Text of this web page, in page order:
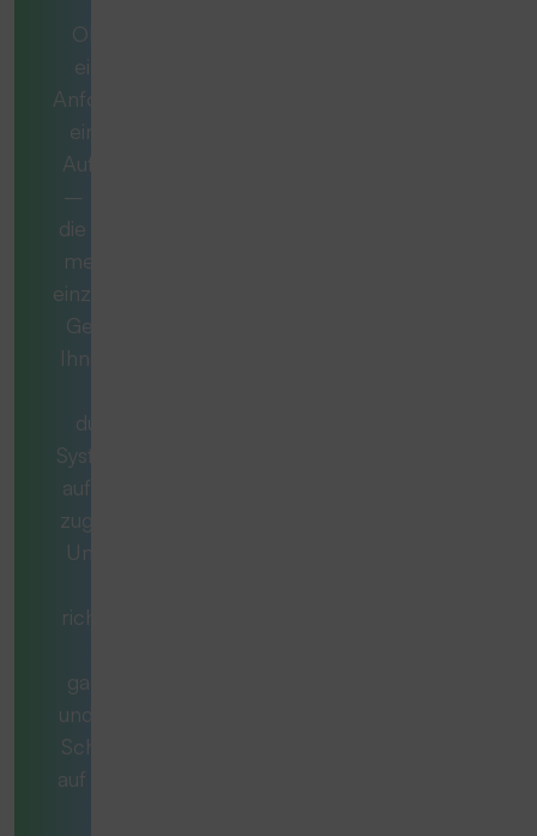
Ob es sich um
eine konkrete
Anforderung oder
eine komplexe
Aufgabe handelt
– manchmal ist
die ideale Lösung
mehr als nur ein
einzelnes Produkt.
Gemeinsam mit
Ihnen entwickeln
durchdachtes
System, das exakt
auf Ihren Bedarf
zugeschnitten ist.
Unsere Berater
richtigen Fragen,
ganzheitlich mit
und begleiten Sie
Schritt für Schritt
auf dem Weg zur